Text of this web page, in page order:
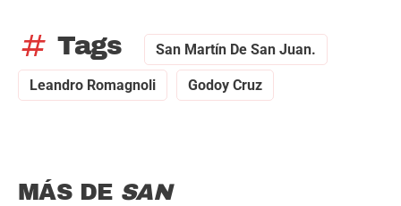
tag Tags San Martín De San Juan.
Leandro Romagnoli Godoy Cruz
MÁS DE SAN